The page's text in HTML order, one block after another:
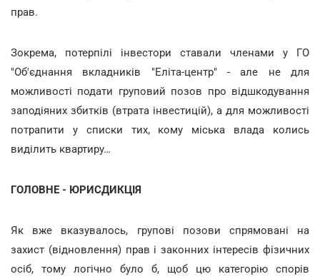
прав.
Зокрема, потерпілі інвестори ставали членами у ГО
"Об'єднання вкладників "Еліта-центр" - але не для
можливості подати груповий позов про відшкодування
заподіяних збитків (втрата інвестицій), а для можливості
потрапити у списки тих, кому міська влада колись
виділить квартиру…
ГОЛОВНЕ - ЮРИСДИКЦІЯ
Як вже вказувалось, групові позови спрямовані на
захист (відновлення) прав і законних інтересів фізичних
осіб, тому логічно було б, щоб цю категорію спорів